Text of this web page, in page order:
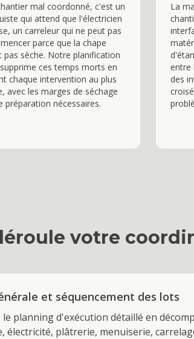
mal coordonné, c'est un
qui attend que l'électricien
un carreleur qui ne peut pas
parce que la chape
pas sèche. Notre planification
ces temps morts en
chaque intervention au plus
avec les marges de séchage
préparation nécessaires.
La
entre
des
votre
et séquencement des lots
planning d'exécution détaillé en
plâtrerie, menuiserie,